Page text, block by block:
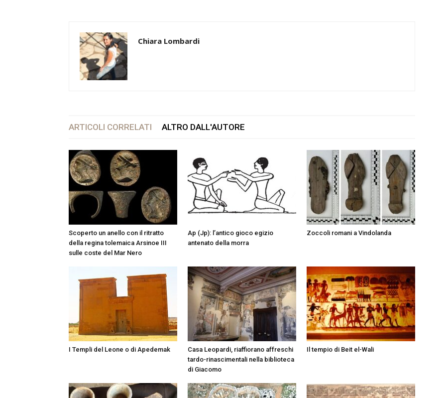
Chiara Lombardi
ARTICOLI CORRELATI ALTRO DALL'AUTORE
Scoperto un anello con il ritratto
della regina tolemaica Arsinoe III
sulle coste del Mar Nero
Ap (Jp): l’antico gioco egizio
antenato della morra
Zoccoli romani a Vindolanda
I Templi del Leone o di Apedemak
Casa Leopardi, riaffiorano affreschi
tardo-rinascimentali nella biblioteca
di Giacomo
Il tempio di Beit el-Wali